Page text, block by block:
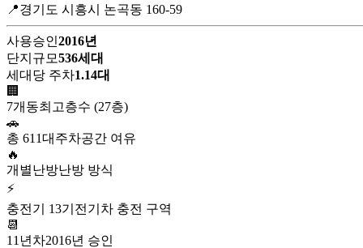
📍경기도 시흥시 논곡동 160-59
사용승인2016년
단지규모536세대
세대당 주차1.14대
🏢
7개동최고층수 (27층)
🚗
총 611대 주차공간 여유
🔥
개별난방난방 방식
⚡
충전기 13기 전기차 충전 구역
📆
11년차2016년 승인